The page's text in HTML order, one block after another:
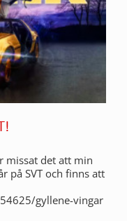
missat det att min
på SVT och finns att
gyllene-vingar